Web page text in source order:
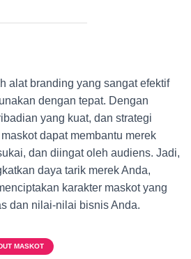
alat branding yang sangat efektif
dengan tepat. Dengan
yang kuat, dan strategi
dapat membantu merek
dan diingat oleh audiens. Jadi,
daya tarik merek Anda,
karakter maskot yang
dan nilai-nilai bisnis Anda.
MASKOT